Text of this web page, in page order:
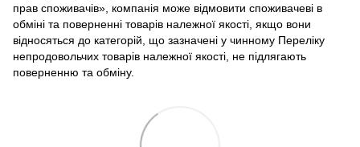
прав споживачів», компанія може відмовити споживачеві в
обміні та поверненні товарів належної якості, якщо вони
відносяться до категорій, що зазначені у чинному Переліку
непродовольчих товарів належної якості, не підлягають
поверненню та обміну.